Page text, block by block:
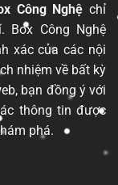
Công Nghệ chỉ
Box Công Nghệ
xác của các nội
nhiệm về bất kỳ
bạn đồng ý với
thông tin được
phá.